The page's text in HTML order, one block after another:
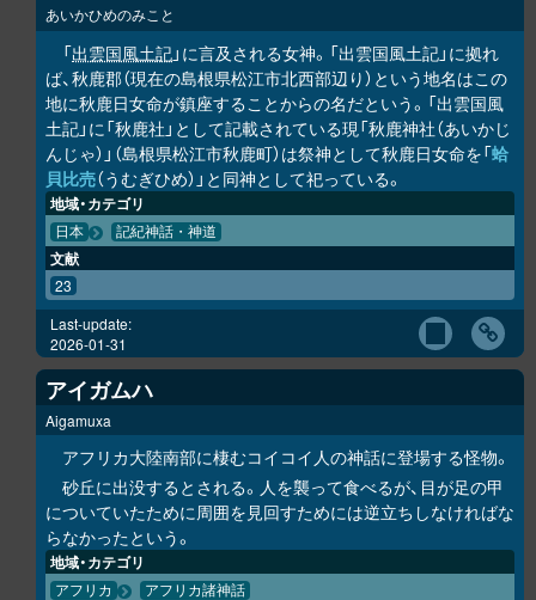
あいかひめのみこと
「出雲国風土記」に言及される女神。「出雲国風土記」に拠れ
ば、秋鹿郡（現在の島根県松江市北西部辺り）という地名はこの
地に秋鹿日女命が鎮座することからの名だという。「出雲国風
土記」に「秋鹿社」として記載されている現「秋鹿神社（あいかじ
んじゃ）」（島根県松江市秋鹿町）は祭神として秋鹿日女命を「蛤
貝比売（うむぎひめ）」と同神として祀っている。
地域・カテゴリ
日本 記紀神話・神道
文献
23
Last-update:
2026-01-31
アイガムハ
Aigamuxa
アフリカ大陸南部に棲むコイコイ人の神話に登場する怪物。
砂丘に出没するとされる。人を襲って食べるが、目が足の甲
についていたために周囲を見回すためには逆立ちしなければな
らなかったという。
地域・カテゴリ
アフリカ アフリカ諸神話